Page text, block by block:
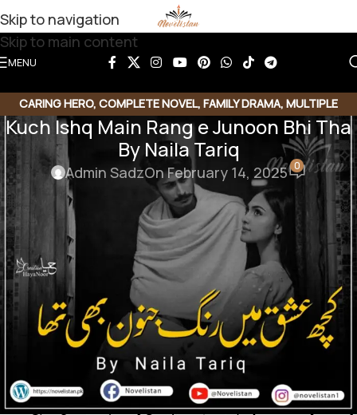
Skip to navigation
Skip to main content
MENU
CARING HERO, COMPLETE NOVEL, FAMILY DRAMA, MULTIPLE
COUPLE, MULTIPLE COUPLE BASE,ROMANTIC URDU NOVEL,RUDE
HEROIN
Kuch Ishq Main Rang e Junoon Bhi Tha
By Naila Tariq
Admin SadzOn February 14, 2025 0
Kuch Ishq Main Rang e Junoon Bhi
Tha By Naila Tariq
Caring Hero | Stubborn and strong Heroine | Multiple
Couples | Fun and Fight | Harassment |
Misunderstanding| HAPPY Ending | Social Romantic
Urdu Novel
ہاتھ مت لگاؤ مت چھوڑ مجھے مسلسل چھٹنا چاتا ویری طرح مچلتا